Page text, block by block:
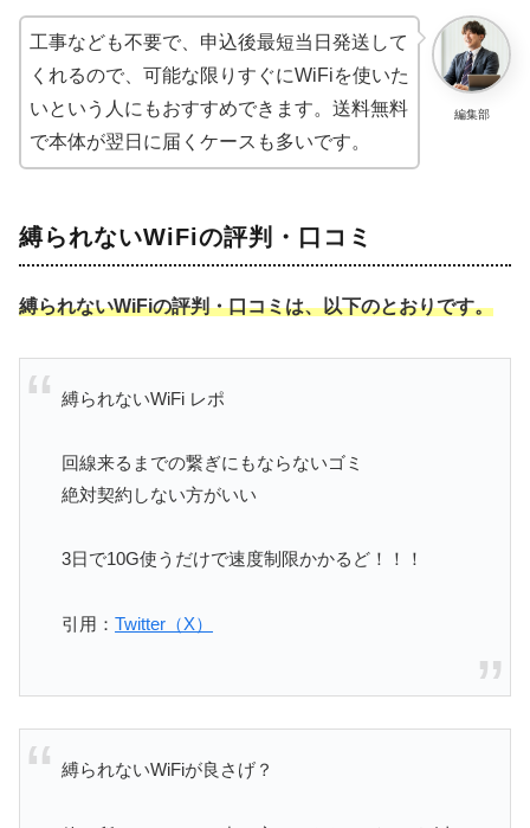
編集部
工事なども不要で、申込後最短当日発送して
くれるので、可能な限りすぐにWiFiを使いた
いという人にもおすすめできます。送料無料
で本体が翌日に届くケースも多いです。
縛られないWiFiの評判・口コミ
縛られないWiFiの評判・口コミは、以下のとおりです。
縛られないWiFi レポ
回線来るまでの繋ぎにもならないゴミ
絶対契約しない方がいい
3日で10G使うだけで速度制限かかるど！！！
引用：Twitter（X）
縛られないWiFiが良さげ？